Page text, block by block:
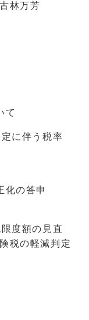
林万芳
て
に伴う税率
化の答申
度額の見直
税の軽減判定